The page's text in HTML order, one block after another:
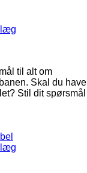
til alt om
Skal du have
Stil dit spørsmål